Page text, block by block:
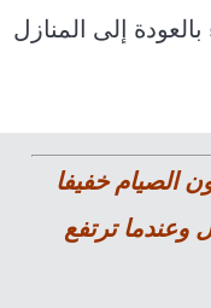
إلى المنازل
الصيام خفيفا
وعندما ترتفع